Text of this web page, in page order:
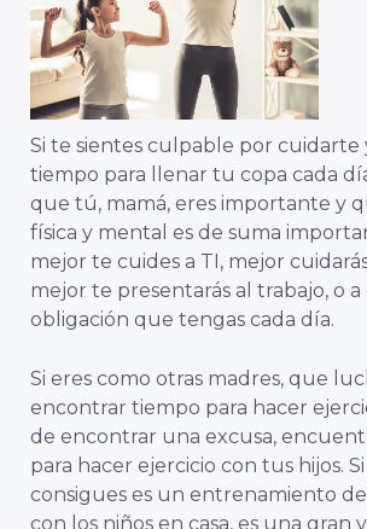
Si te sientes culpable por cuidarte
tiempo para llenar tu copa cada
que tú, mamá, eres importante y
física y mental es de suma
mejor te cuides a TI, mejor
mejor te presentarás al trabajo, o
obligación que tengas cada día.
Si eres como otras madres, que
encontrar tiempo para hacer
de encontrar una excusa,
para hacer ejercicio con tus hijos.
consigues es un entrenamiento
con los niños en casa, es una gran